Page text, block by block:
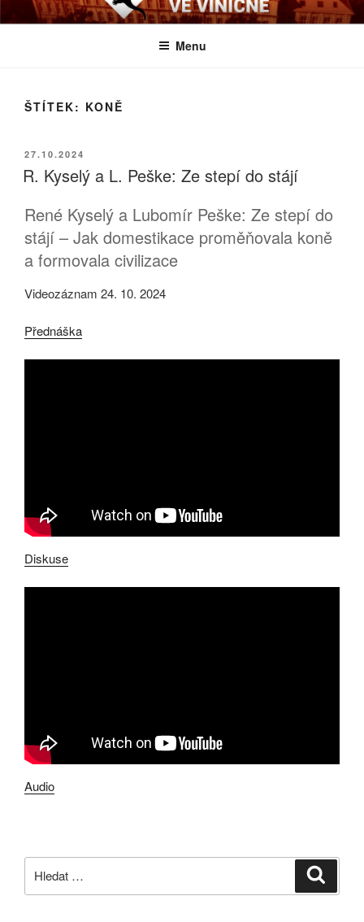
k
BIOLOGICKÉ ČTVRTKY VE
Určeno všem zájemcům o evoluci a obecnější biologická témata
Menu
ŠTÍTEK: KONĚ
PUBLIKOVÁNO
27.10.2024
R. Kyselý a L. Peške: Ze stepí do stájí
René Kyselý a Lubomír Peške: Ze stepí do
stájí – Jak domestikace proměňovala koně
a formovala civilizace
Videozáznam 24. 10. 2024
Přednáška
Diskuse
Audio